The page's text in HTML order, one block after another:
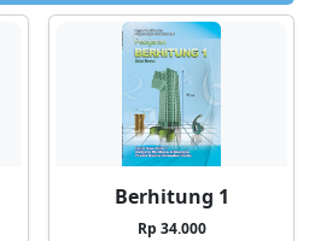
Berhitung 1
Rp 34.000